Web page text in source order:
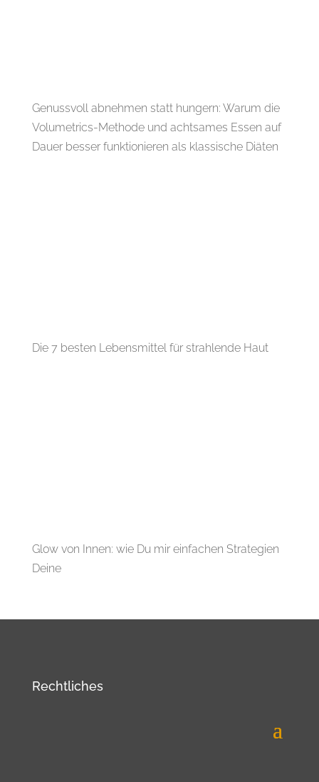
Genussvoll abnehmen statt hungern: Warum die
Volumetrics-Methode und achtsames Essen auf
Dauer besser funktionieren als klassische Diäten
Die 7 besten Lebensmittel für strahlende Haut
Glow von Innen: wie Du mir einfachen Strategien
Deine
Rechtliches